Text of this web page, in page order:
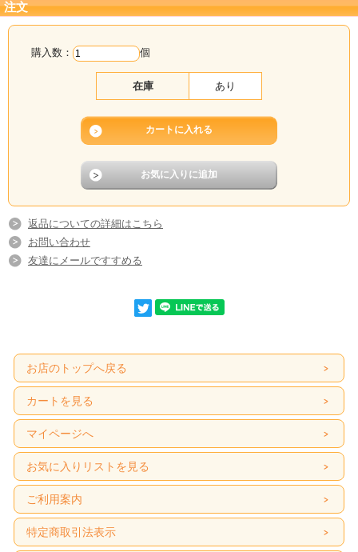
注文
購入数： 個
在庫 あり
返品についての詳細はこちら
お問い合わせ
友達にメールですすめる
お店のトップへ戻る
カートを見る
マイページへ
お気に入りリストを見る
ご利用案内
特定商取引法表示